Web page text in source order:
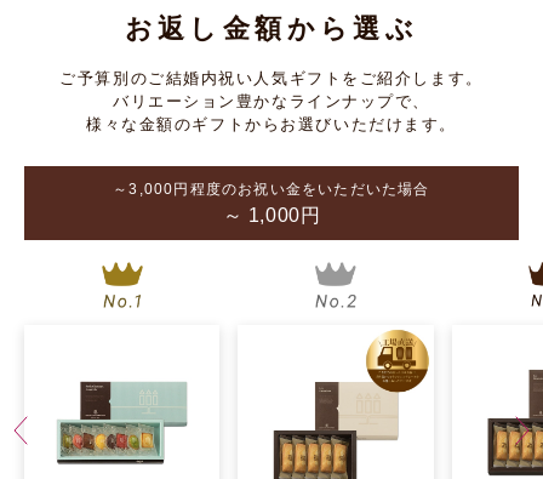
ュイ・アソート mini＜Ashiya＞ 6
￥1,296（税込）
(税抜 ￥1,200)
お返し金額から選ぶ
ご予算別のご結婚内祝い人気ギフトをご紹介します。
バリエーション豊かなラインナップで、
様々な金額のギフトからお選びいただけます。
～3,000円程度のお祝い金をいただいた場合
～ 1,000円